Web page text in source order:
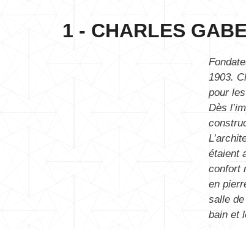
1 - CHARLES
1903.
pour
Dès
étaient
confort
en
salle
bain et